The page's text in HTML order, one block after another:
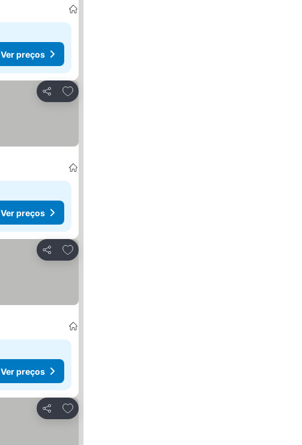
Ver preços
Partilhar
Adicionar aos favoritos
Ver preços
Partilhar
Adicionar aos favoritos
Ver preços
Partilhar
Adicionar aos favoritos